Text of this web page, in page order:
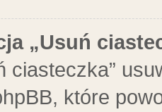
„Usuń
ciasteczka”
które